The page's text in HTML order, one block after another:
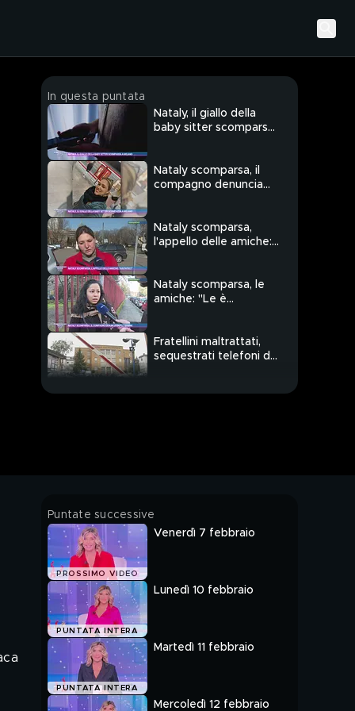
In questa puntata
Nataly, il giallo della
baby sitter scomparsa
Nataly scomparsa, il
compagno denuncia
Nataly scomparsa,
l'appello delle amiche:
Nataly scomparsa, le
amiche: "Le è
Fratellini maltrattati,
sequestrati telefoni di
l'autopsia: "Buttata giù
parla la sorella
la svolta: è stata spinta
"Papà uccise mia
Puntate successive
PROSSIMO VIDEO
Venerdì 7 febbraio
PUNTATA INTERA
Lunedì 10 febbraio
PUNTATA INTERA
Martedì 11 febbraio
Mercoledì 12 febbraio